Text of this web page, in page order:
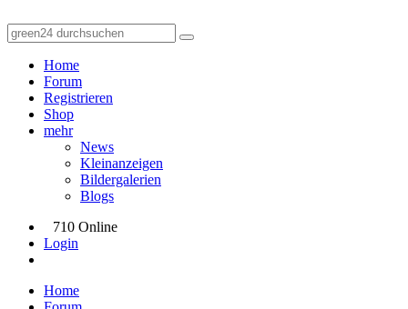
Home
Forum
Registrieren
Shop
mehr
News
Kleinanzeigen
Bildergalerien
Blogs
710 Online
Login
Home